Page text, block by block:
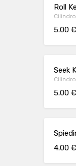
Roll
5.00 €
Seek
5.00 €
4.00 €